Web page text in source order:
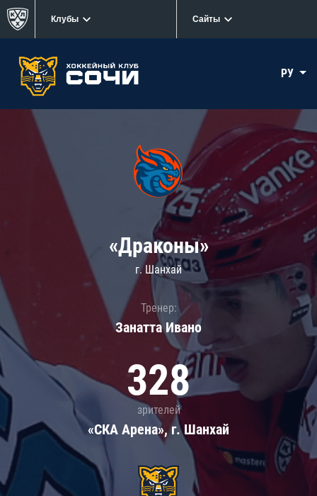
Клубы Сайты
РУ
«Драконы»
г. Шанхай
Тренер:
Занатта Иванo
328
зрителей
«СКА Арена», г. Шанхай